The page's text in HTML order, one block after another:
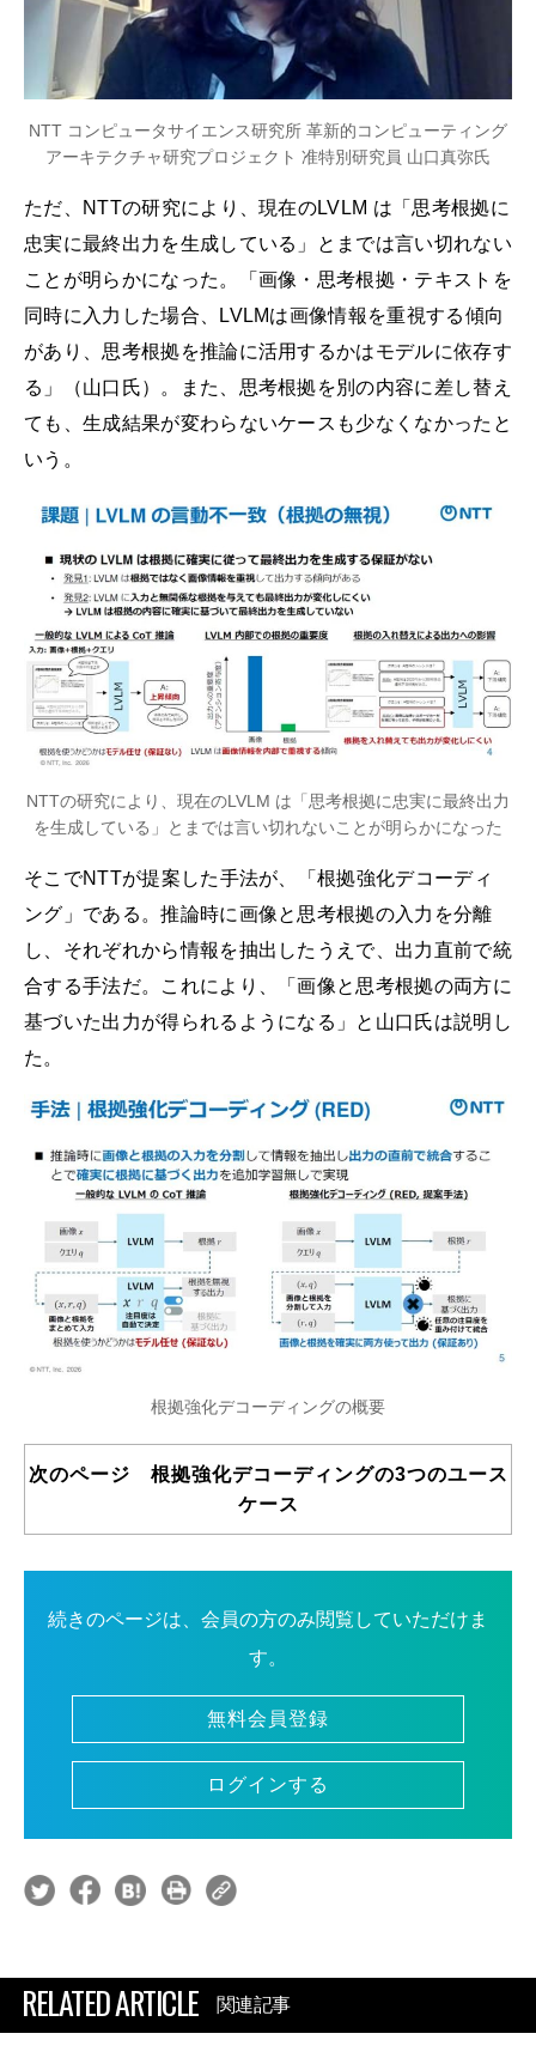
NTT コンピュータサイエンス研究所 革新的コンピューティング
アーキテクチャ研究プロジェクト 准特別研究員 山口真弥氏
ただ、NTTの研究により、現在のLVLM は「思考根拠に
忠実に最終出力を生成している」とまでは言い切れない
ことが明らかになった。「画像・思考根拠・テキストを
同時に入力した場合、LVLMは画像情報を重視する傾向
があり、思考根拠を推論に活用するかはモデルに依存す
る」（山口氏）。また、思考根拠を別の内容に差し替え
ても、生成結果が変わらないケースも少なくなかったと
いう。
NTTの研究により、現在のLVLM は「思考根拠に忠実に最終出力
を生成している」とまでは言い切れないことが明らかになった
そこでNTTが提案した手法が、「根拠強化デコーディ
ング」である。推論時に画像と思考根拠の入力を分離
し、それぞれから情報を抽出したうえで、出力直前で統
合する手法だ。これにより、「画像と思考根拠の両方に
基づいた出力が得られるようになる」と山口氏は説明し
た。
根拠強化デコーディングの概要
次のページ 根拠強化デコーディングの3つのユース
ケース
続きのページは、会員の方のみ閲覧していただけま
す。
無料会員登録
ログインする
RELATED ARTICLE 関連記事